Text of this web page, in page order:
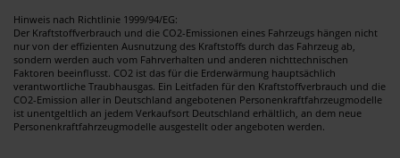
Hinweis nach Richtlinie 1999/94/EG:
Der Kraftstoffverbrauch und die CO2-Emissionen eines Fahrzeugs hängen nicht
nur von der effizienten Ausnutzung des Kraftstoffs durch das Fahrzeug ab,
sondern werden auch vom Fahrverhalten und anderen nichttechnischen
Faktoren beeinflusst. CO2 ist das für die Erderwärmung hauptsächlich
verantwortliche Traubhausgas. Ein Leitfaden für den Kraftstoffverbrauch und die
CO2-Emission aller in Deutschland angebotenen Personenkraftfahrzeugmodelle
ist unentgeltlich an jedem Verkaufsort Deutschland erhältlich, an dem neue
Personenkraftfahrzeugmodelle ausgestellt oder angeboten werden.